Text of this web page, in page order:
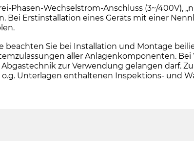
Phasen-Wechselstrom-Anschluss (3~/400V),
Erstinstallation eines Geräts mit einer
Sie bei Installation und Montage
aller Anlagenkomponenten.
Abgastechnik zur Verwendung gelangen darf.
Unterlagen enthaltenen Inspektions- und